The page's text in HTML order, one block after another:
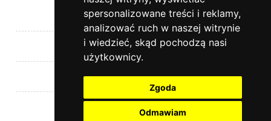
spersonalizowane treści i reklamy,
analizować ruch w naszej witrynie
i wiedzieć, skąd pochodzą nasi
użytkownicy.
Zgoda
Odmawiam
Pomoc
Moje konto
Płatności i dostawa